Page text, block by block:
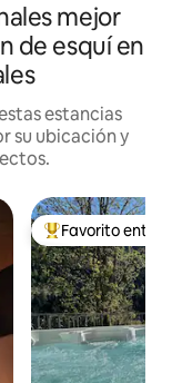
mejor
de esquí en
estancias
su ubicación y
De los mejores
Favorito entre